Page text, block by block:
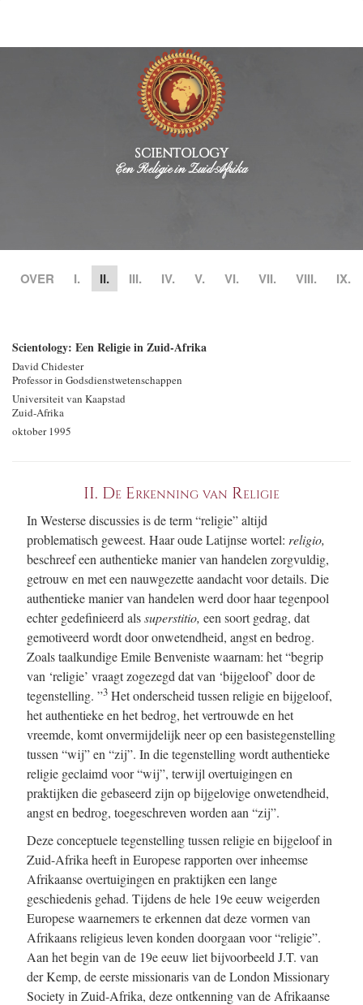
SCIENTOLOGY
Een Religie in Zuid-Afrika
OVER I. II. III. IV. V. VI. VII. VIII. IX.
Scientology: Een Religie in Zuid-Afrika
David Chidester
Professor in Godsdienst­wetenschappen
Universiteit van Kaapstad
Zuid-Afrika
oktober 1995
II. De Erkenning van Religie
In Westerse discussies is de term “religie” altijd
problematisch geweest. Haar oude Latijnse wortel: religio,
beschreef een authentieke manier van handelen zorgvuldig,
getrouw en met een nauwgezette aandacht voor details. Die
authentieke manier van handelen werd door haar tegenpool
echter gedefinieerd alssuperstitio, een soort gedrag, dat
gemotiveerd wordt door onwetendheid, angst en bedrog.
Zoals taalkundige Emile Benveniste waarnam: het “begrip
van ‘religie’ vraagt zogezegd dat van ‘bijgeloof’ door de
tegenstelling. ”3 Het onderscheid tussen religie en bijgeloof,
het authentieke en het bedrog, het vertrouwde en het
vreemde, komt onvermijdelijk neer op een basistegenstelling
tussen “wij” en “zij”. In die tegenstelling wordt authentieke
religie geclaimd voor “wij”, terwijl overtuigingen en
praktijken die gebaseerd zijn op bijgelovige onwetendheid,
angst en bedrog, toegeschreven worden aan “zij”.
Deze conceptuele tegenstelling tussen religie en bijgeloof in
Zuid-Afrika heeft in Europese rapporten over inheemse
Afrikaanse overtuigingen en praktijken een lange
geschiedenis gehad. Tijdens de hele 19e eeuw weigerden
Europese waarnemers te erkennen dat deze vormen van
Afrikaans religieus leven konden doorgaan voor “religie”.
Aan het begin van de 19e eeuw liet bijvoorbeeld J.T. van
der Kemp, de eerste missionaris van de London Missionary
Society in Zuid-Afrika, deze ontkenning van de Afrikaanse